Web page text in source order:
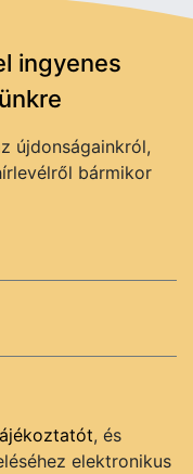
ingyenes
újdonságainkról,
bármikor
, és
elektronikus